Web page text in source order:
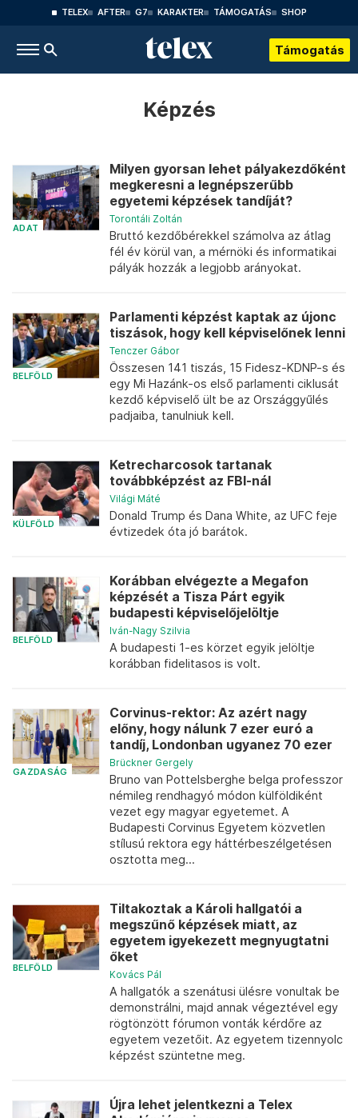
TELEX AFTER G7 KARAKTER TÁMOGATÁS SHOP
Támogatás
Képzés
ADAT
Milyen gyorsan lehet pályakezdőként
megkeresni a legnépszerűbb
egyetemi képzések tandíját?
Torontáli Zoltán
Bruttó kezdőbérekkel számolva az átlag
fél év körül van, a mérnöki és informatikai
pályák hozzák a legjobb arányokat.
BELFÖLD
Parlamenti képzést kaptak az újonc
tiszások, hogy kell képviselőnek lenni
Tenczer Gábor
Összesen 141 tiszás, 15 Fidesz-KDNP-s és
egy Mi Hazánk-os első parlamenti ciklusát
kezdő képviselő ült be az Országgyűlés
padjaiba, tanulniuk kell.
KÜLFÖLD
Ketrecharcosok tartanak
továbbképzést az FBI-nál
Világi Máté
Donald Trump és Dana White, az UFC feje
évtizedek óta jó barátok.
BELFÖLD
Korábban elvégezte a Megafon
képzését a Tisza Párt egyik
budapesti képviselőjelöltje
Iván-Nagy Szilvia
A budapesti 1-es körzet egyik jelöltje
korábban fidelitasos is volt.
GAZDASÁG
Corvinus-rektor: Az azért nagy
előny, hogy nálunk 7 ezer euró a
tandíj, Londonban ugyanez 70 ezer
Brückner Gergely
Bruno van Pottelsberghe belga professzor
némileg rendhagyó módon külföldiként
vezet egy magyar egyetemet. A
Budapesti Corvinus Egyetem közvetlen
stílusú rektora egy háttérbeszélgetésen
osztotta meg...
BELFÖLD
Tiltakoztak a Károli hallgatói a
megszűnő képzések miatt, az
egyetem igyekezett megnyugtatni
őket
Kovács Pál
A hallgatók a szenátusi ülésre vonultak be
demonstrálni, majd annak végeztével egy
rögtönzött fórumon vonták kérdőre az
egyetem vezetőit. Az egyetem tizennyolc
képzést szüntetne meg.
Újra lehet jelentkezni a Telex